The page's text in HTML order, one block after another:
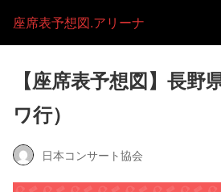
座席表予想図.アリーナ
【座席表予想図】長野
ワ行）
日本コンサート協会